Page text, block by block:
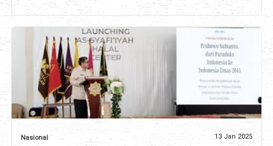
Nasional 13 Jan 2025